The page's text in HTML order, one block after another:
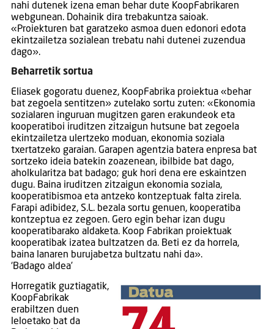
nahi dutenek izena eman behar dute KoopFabrikaren
webgunean. Dohainik dira trebakuntza saioak.
«Proiekturen bat garatzeko asmoa duen edonori edota
ekintzailetza sozialean trebatu nahi dutenei zuzendua
dago».
Beharretik sortua
Eliasek gogoratu duenez, KoopFabrika proiektua «behar
bat zegoela sentitzen» zutelako sortu zuten: «Ekonomia
sozialaren inguruan mugitzen garen erakundeok eta
kooperatiboi iruditzen zitzaigun hutsune bat zegoela
ekintzailetza ulertzeko moduan, ekonomia soziala
txertatzeko garaian. Garapen agentzia batera enpresa bat
sortzeko ideia batekin zoazenean, ibilbide bat dago,
aholkularitza bat badago; guk hori dena ere eskaintzen
dugu. Baina iruditzen zitzaigun ekonomia soziala,
kooperatibismoa eta antzeko kontzeptuak falta zirela.
Farapi adibidez, S.L. bezala sortu genuen, kooperatiba
kontzeptua ez zegoen. Gero egin behar izan dugu
kooperatibarako aldaketa. Koop Fabrikan proiektuak
kooperatibak izatea bultzatzen da. Beti ez da horrela,
baina lanaren burujabetza bultzatu nahi da».
‘Badago aldea’
Horregatik guztiagatik,
KoopFabrikak
erabiltzen duen
leloetako bat da